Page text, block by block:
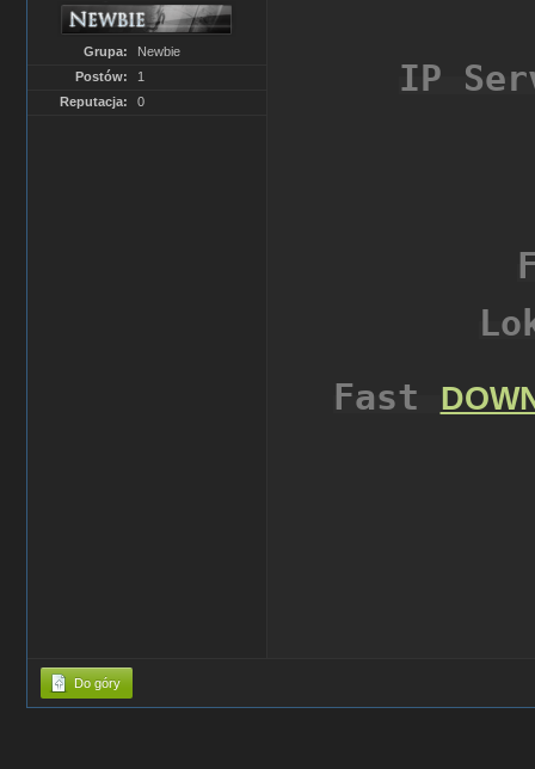
Grupa:
Newbie
Postów:
1
Reputacja:
0
IP
Fast
Do góry